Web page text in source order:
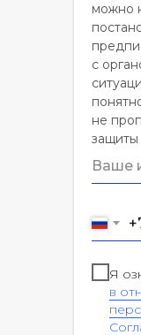
можно
с
не
защиты
Я
в